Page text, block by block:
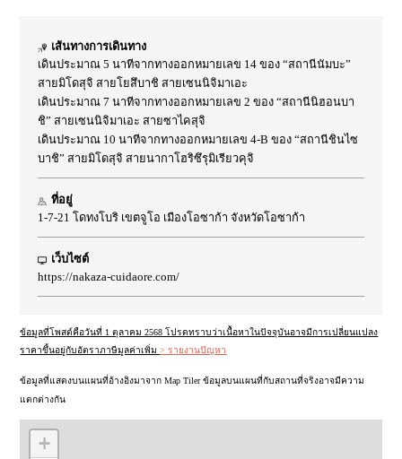
เส้นทางการเดินทาง
เดินประมาณ 5 นาทีจากทางออกหมายเลข 14 ของ “สถานีนัมบะ”
สายมิโดสุจิ สายโยสึบาชิ สายเซนนิจิมาเอะ
เดินประมาณ 7 นาทีจากทางออกหมายเลข 2 ของ “สถานีนิฮอนบา
ชิ” สายเซนนิจิมาเอะ สายซาไคสุจิ
เดินประมาณ 10 นาทีจากทางออกหมายเลข 4-B ของ “สถานีชินไซ
บาชิ” สายมิโดสุจิ สายนากาโฮริซึรุมิเรียวคุจิ
ที่อยู่
1-7-21 โดทงโบริ เขตจูโอ เมืองโอซาก้า จังหวัดโอซาก้า
เว็บไซต์
https://nakaza-cuidaore.com/
ข้อมูลที่โพสต์คือวันที่ 1 ตุลาคม 2568 โปรดทราบว่าเนื้อหาในปัจจุบันอาจมีการเปลี่ยนแปลง
ราคาขึ้นอยู่กับอัตราภาษีมูลค่าเพิ่ม> รายงานปัญหา
ข้อมูลที่แสดงบนแผนที่อ้างอิงมาจาก Map Tiler ข้อมูลบนแผนที่กับสถานที่จริงอาจมีความ
แตกต่างกัน
+